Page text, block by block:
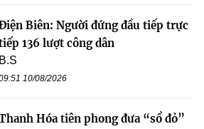
Biên: Người đứng đầu tiếp trực
136 lượt công dân
B.S
10/08/2026
Hóa tiên phong đưa “sổ đỏ”